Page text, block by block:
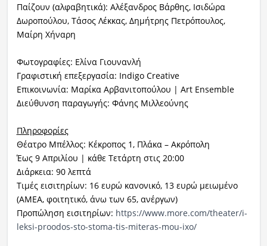
Παίζουν (αλφαβητικά): Αλέξανδρος Βάρθης, Ισιδώρα
Δωροπούλου, Τάσος Λέκκας, Δημήτρης Πετρόπουλος,
Μαίρη Χήναρη
Φωτογραφίες: Ελίνα Γιουνανλή
Γραφιστική επεξεργασία: Indigo Creative
Επικοινωνία: Μαρίκα Αρβανιτοπούλου | Art Ensemble
Διεύθυνση παραγωγής: Φάνης Μιλλεούνης
Πληροφορίες
Θέατρο Μπέλλος: Κέκροπος 1, Πλάκα – Ακρόπολη
Έως 9 Απριλίου | κάθε Τετάρτη στις 20:00
Διάρκεια: 90 λεπτά
Τιμές εισιτηρίων: 16 ευρώ κανονικό, 13 ευρώ μειωμένο
(ΑΜΕΑ, φοιτητικό, άνω των 65, ανέργων)
Προπώληση εισιτηρίων: https://www.more.com/theater/i-
leksi-proodos-sto-stoma-tis-miteras-mou-ixo/